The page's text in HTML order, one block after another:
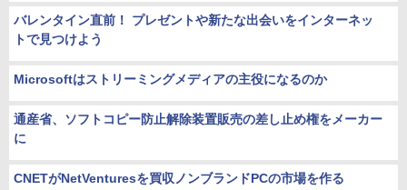
バレンタイン直前！ プレゼントや新たな出会いをインターネッ
トで見つけよう
Microsoftはストリーミングメディアの主役になるのか
通産省、ソフトコピー防止解除装置販売の差し止め権をメーカー
に
CNETがNetVenturesを買収ノンブランドPCの市場を作る